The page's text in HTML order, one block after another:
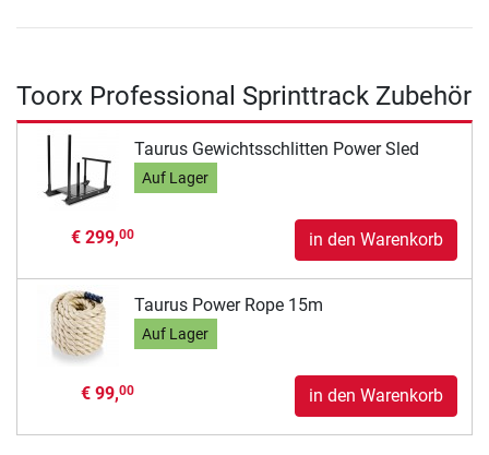
Toorx Professional Sprinttrack Zubehör
Taurus Gewichtsschlitten Power Sled
Auf Lager
€ 299,00 in den Warenkorb
Taurus Power Rope 15m
Auf Lager
€ 99,00 in den Warenkorb